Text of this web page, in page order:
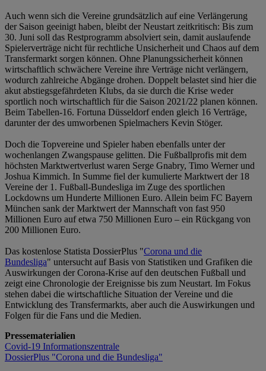
Auch wenn sich die Vereine grundsätzlich auf eine Verlängerung
der Saison geeinigt haben, bleibt der Neustart zeitkritisch: Bis zum
30. Juni soll das Restprogramm absolviert sein, damit auslaufende
Spielerverträge nicht für rechtliche Unsicherheit und Chaos auf dem
Transfermarkt sorgen können. Ohne Planungssicherheit können
wirtschaftlich schwächere Vereine ihre Verträge nicht verlängern,
wodurch zahlreiche Abgänge drohen. Doppelt belastet sind hier die
akut abstiegsgefährdeten Klubs, da sie durch die Krise weder
sportlich noch wirtschaftlich für die Saison 2021/22 planen können.
Beim Tabellen-16. Fortuna Düsseldorf enden gleich 16 Verträge,
darunter der des umworbenen Spielmachers Kevin Stöger.
Doch die Topvereine und Spieler haben ebenfalls unter der
wochenlangen Zwangspause gelitten. Die Fußballprofis mit dem
höchsten Marktwertverlust waren Serge Gnabry, Timo Werner und
Joshua Kimmich. In Summe fiel der kumulierte Marktwert der 18
Vereine der 1. Fußball-Bundesliga im Zuge des sportlichen
Lockdowns um Hunderte Millionen Euro. Allein beim FC Bayern
München sank der Marktwert der Mannschaft von fast 950
Millionen Euro auf etwa 750 Millionen Euro – ein Rückgang von
200 Millionen Euro.
Das kostenlose Statista DossierPlus "Corona und die
Bundesliga" untersucht auf Basis von Statistiken und Grafiken die
Auswirkungen der Corona-Krise auf den deutschen Fußball und
zeigt eine Chronologie der Ereignisse bis zum Neustart. Im Fokus
stehen dabei die wirtschaftliche Situation der Vereine und die
Entwicklung des Transfermarkts, aber auch die Auswirkungen und
Folgen für die Fans und die Medien.
Pressematerialien
Covid-19 Informationszentrale
DossierPlus "Corona und die Bundesliga"